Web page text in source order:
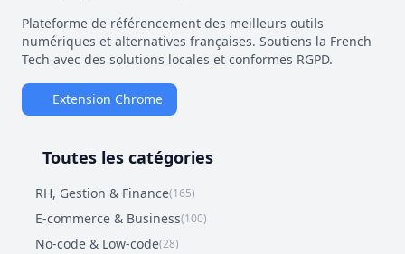
Plateforme de référencement des meilleurs outils
numériques et alternatives françaises. Soutiens la French
Tech avec des solutions locales et conformes RGPD.
Extension Chrome
Toutes les catégories
RH, Gestion & Finance(165)
E-commerce & Business(100)
No-code & Low-code(28)